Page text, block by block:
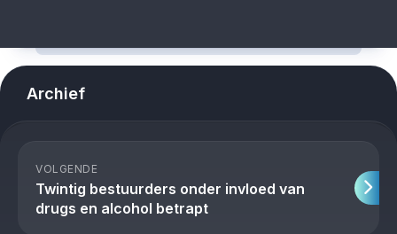
Archief
VOLGENDE
Twintig bestuurders onder invloed van
drugs en alcohol betrapt